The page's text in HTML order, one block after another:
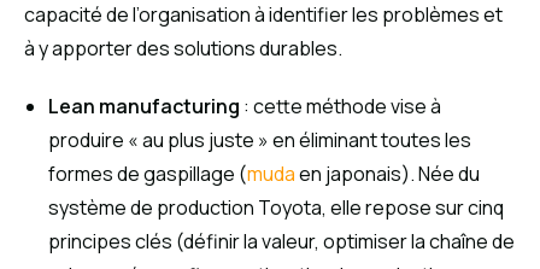
capacité de l’organisation à identifier les problèmes et
à y apporter des solutions durables.
Lean manufacturing : cette méthode vise à
produire « au plus juste » en éliminant toutes les
formes de gaspillage (mudaen japonais). Née du
système de production Toyota, elle repose sur cinq
principes clés (définir la valeur, optimiser la chaîne de